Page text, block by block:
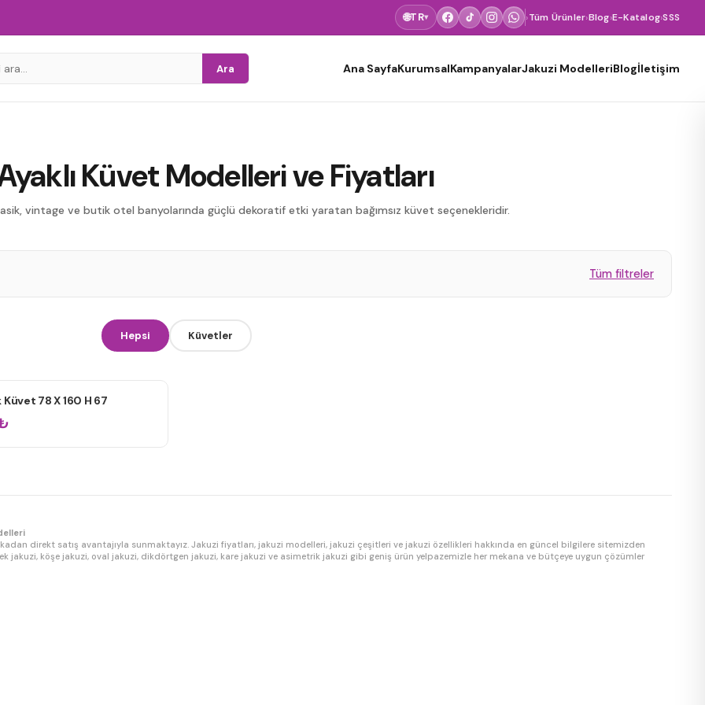
🌐TR▾ ›Tüm Ürünler›Blog›E-Katalog›SSS
Ara Ana SayfaKurumsalKampanyalarJakuzi ModelleriBlogİletişim
Küvet Modelleri ve Fiyatları
vintage ve butik otel banyolarında güçlü dekoratif etki yaratan bağımsız küvet seçenekleridir.
Tüm filtreler
Hepsi Küvetler
Küvet 78 X 160 H 67
direkt satış avantajıyla sunmaktayız. Jakuzi fiyatları, jakuzi modelleri, jakuzi çeşitleri ve jakuzi özellikleri hakkında en güncel bilgilere sitemizden
jakuzi, köşe jakuzi, oval jakuzi, dikdörtgen jakuzi, kare jakuzi ve asimetrik jakuzi gibi geniş ürün yelpazemizle her mekana ve bütçeye uygun çözümler
motor, su seviye sensörü, 7 renk LED aydınlatma, dokunmatik kontrol paneli, ozon dezenfeksiyon sistemi, hava masaj (blower) sistemi ve paslanmaz